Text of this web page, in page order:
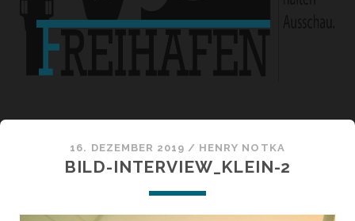
16. DEZEMBER 2019 / HENRY NOTKA
BILD-INTERVIEW_KLEIN-2